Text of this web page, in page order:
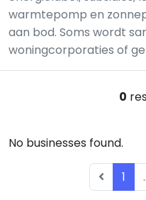
warmtepomp en
aan bod. Soms wordt
woningcorporaties of
0
No businesses found.
1